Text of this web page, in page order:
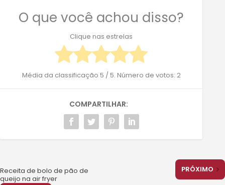
O que você achou disso?
Clique nas estrelas
Média da classificação 5 / 5. Número de votos: 2
COMPARTILHAR:
Receita de bolo de pão de
queijo na air fryer
PRÓXIMO